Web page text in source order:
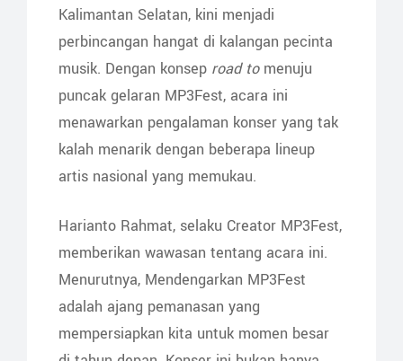
Kalimantan Selatan, kini menjadi
perbincangan hangat di kalangan pecinta
musik. Dengan konsep road tomenuju
puncak gelaran MP3Fest, acara ini
menawarkan pengalaman konser yang tak
kalah menarik dengan beberapa lineup
artis nasional yang memukau.
Harianto Rahmat, selaku Creator MP3Fest,
memberikan wawasan tentang acara ini.
Menurutnya, Mendengarkan MP3Fest
adalah ajang pemanasan yang
mempersiapkan kita untuk momen besar